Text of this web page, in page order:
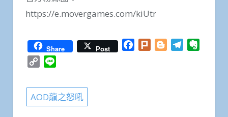
https://e.movergames.com/kiUtr
Share Post Facebook
Plurk BloggerTelegram
Copy
AOD龍之怒吼